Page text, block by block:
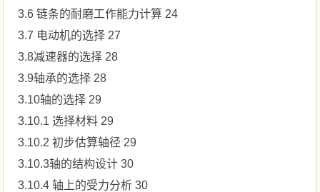
3.6 链条的耐磨工作能力计算 24
3.7 电动机的选择 27
3.8减速器的选择 28
3.9轴承的选择 28
3.10轴的选择 29
3.10.1 选择材料 29
3.10.2 初步估算轴径 29
3.10.3轴的结构设计 30
3.10.4 轴上的受力分析 30